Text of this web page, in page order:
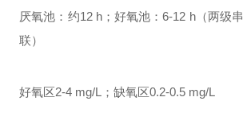
厌氧池：约12 h；好氧池：6-12 h（两级串
联）
好氧区2-4 mg/L；缺氧区0.2-0.5 mg/L